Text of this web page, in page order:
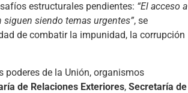
estructurales pendientes: “El acceso a
siendo temas urgentes”, se
de combatir la impunidad, la corrupción
poderes de la Unión, organismos
de Relaciones Exteriores, Secretaría de